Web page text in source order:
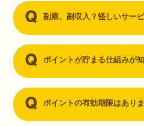
副業、副収入？怪しいサー
ポイントが貯まる仕組みが
ポイントの有効期限はあり